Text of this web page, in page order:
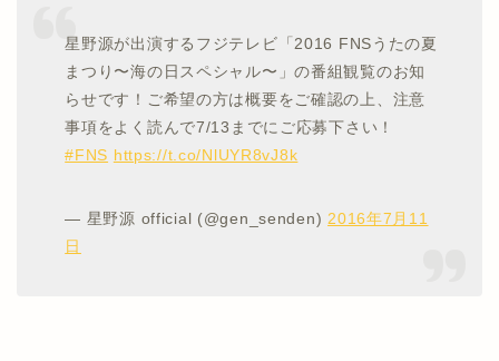
星野源が出演するフジテレビ「2016 FNSうたの夏
まつり〜海の日スペシャル〜」の番組観覧のお知
らせです！ご希望の方は概要をご確認の上、注意
事項をよく読んで7/13までにご応募下さい！
#FNS https://t.co/NlUYR8vJ8k
— 星野源 official (@gen_senden)2016年7月11
日